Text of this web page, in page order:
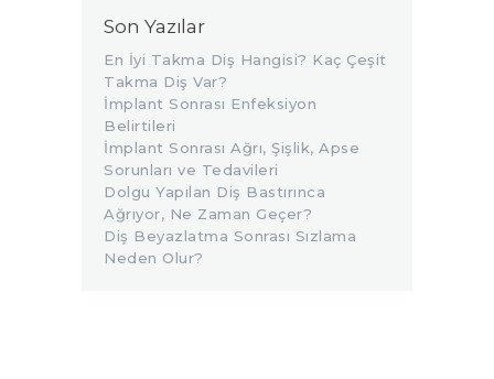
Son Yazılar
En İyi Takma Diş Hangisi? Kaç Çeşit
Takma Diş Var?
İmplant Sonrası Enfeksiyon
Belirtileri
İmplant Sonrası Ağrı, Şişlik, Apse
Sorunları ve Tedavileri
Dolgu Yapılan Diş Bastırınca
Ağrıyor, Ne Zaman Geçer?
Diş Beyazlatma Sonrası Sızlama
Neden Olur?